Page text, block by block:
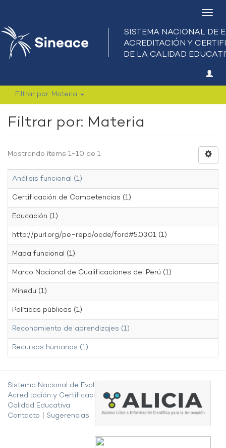
Filtrar por: Materia
Filtrar por: Materia
Mostrando ítems 1-10 de 1
Análisis funcional (1)
Certificación de Competencias (1)
Educación (1)
http://purl.org/pe-repo/ocde/ford#5.03.01 (1)
Mapa funcional (1)
Marco Nacional de Cualificaciones del Perú (1)
Minedu (1)
Políticas públicas (1)
Reconomiento de aprendizajes (1)
Recursos humanos (1)
Sistema Nacional de Evaluación,
Acreditación y Certificación de la
Calidad Educativa
Contacto
Sugerencias